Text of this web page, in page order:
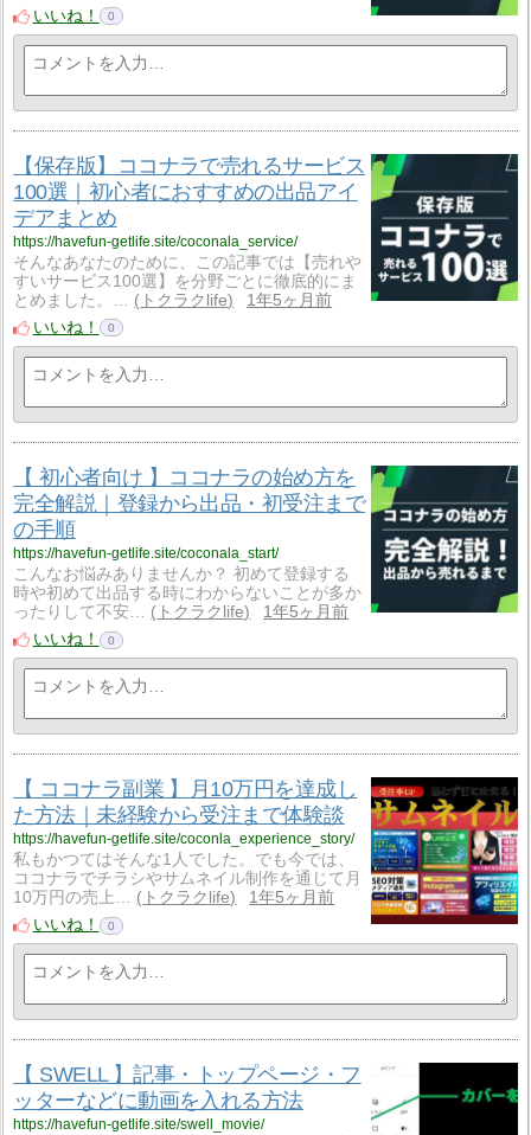
いいね！ 0
【保存版】ココナラで売れるサービス
100選｜初心者におすすめの出品アイ
デアまとめ
https://havefun-getlife.site/coconala_service/
そんなあなたのために、この記事では【売れや
すいサービス100選】を分野ごとに徹底的にま
とめました。…
トクラクlife
1年5ヶ月前
いいね！
0
【 初心者向け 】ココナラの始め方を
完全解説｜登録から出品・初受注まで
の手順
https://havefun-getlife.site/coconala_start/
こんなお悩みありませんか？ 初めて登録する
時や初めて出品する時にわからないことが多か
ったりして不安…
トクラクlife
1年5ヶ月前
いいね！
0
【 ココナラ副業 】月10万円を達成し
た方法｜未経験から受注まで体験談
https://havefun-getlife.site/coconla_experience_story/
私もかつてはそんな1人でした。でも今では、
ココナラでチラシやサムネイル制作を通じて月
10万円の売上…
トクラクlife
1年5ヶ月前
いいね！
0
【 SWELL 】記事・トップページ・フ
ッターなどに動画を入れる方法
https://havefun-getlife.site/swell_movie/